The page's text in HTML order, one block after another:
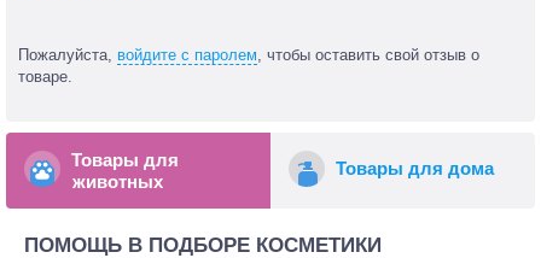
Пожалуйста, войдите с паролем , чтобы оставить свой отзыв о
товаре.
Товары для
животных
Товары для дома
ПОМОЩЬ В ПОДБОРЕ КОСМЕТИКИ